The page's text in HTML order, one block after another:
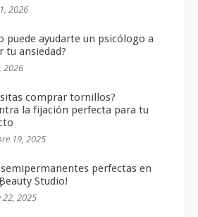
2026
puede ayudarte un psicólogo a
tu ansiedad?
2026
comprar tornillos?
la fijación perfecta para tu
19, 2025
semipermanentes perfectas en
Studio!
2025